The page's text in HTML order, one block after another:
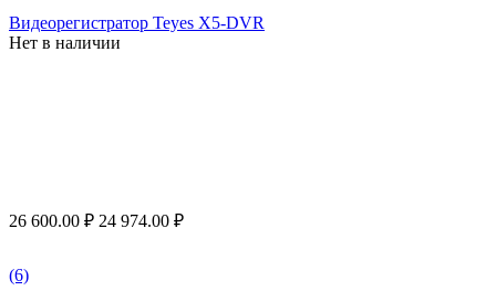
Видеорегистратор Teyes X5-DVR
Нет в наличии
26 600.00 ₽ 24 974.00 ₽
(6)